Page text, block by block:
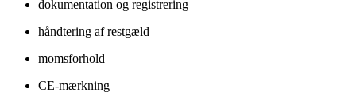
dokumentation og registrering
håndtering af restgæld
momsforhold
CE-mærkning